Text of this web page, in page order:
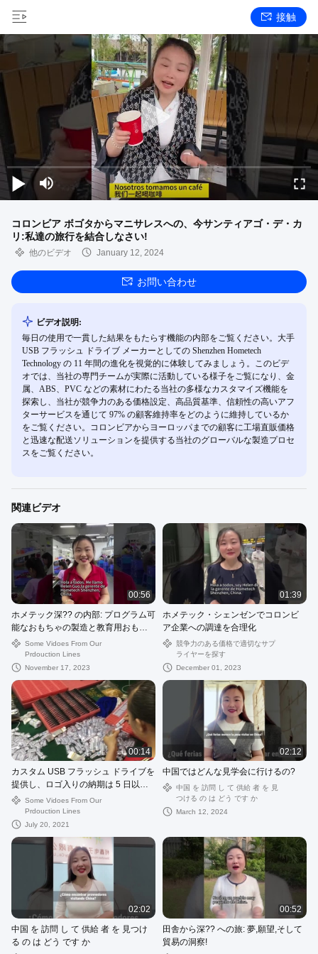
接触
コロンビア ボゴタからマニサレスへの、今サンティアゴ・デ・カ
リ:私達の旅行を結合しなさい!
他のビデオ January 12, 2024
お問い合わせ
ビデオ説明:
毎日の使用で一貫した結果をもたらす機能の内部をご覧ください。大手
USB フラッシュ ドライブ メーカーとしての Shenzhen Hometech
Technology の 11 年間の進化を視覚的に体験してみましょう。このビデ
オでは、当社の専門チームが実際に活動している様子をご覧になり、金
属、ABS、PVC などの素材にわたる当社の多様なカスタマイズ機能を
探索し、当社が競争力のある価格設定、高品質基準、信頼性の高いアフ
ターサービスを通じて 97% の顧客維持率をどのように維持しているか
をご覧ください。コロンビアからヨーロッパまでの顧客に工場直販価格
と迅速な配送ソリューションを提供する当社のグローバルな製造プロセ
スをご覧ください。
関連ビデオ
00:56
ホメテック深?? の内部: プログラム可
能なおもちゃの製造と教育用おもち
ゃの開発
Some Vidoes From Our
Prdouction Lines
November 17, 2023
01:39
ホメテック・シェンゼンでコロンビ
ア企業への調達を合理化
競争力のある価格で適切なサプ
ライヤーを探す
December 01, 2023
00:14
カスタム USB フラッシュ ドライブを
提供し、ロゴ入りの納期は 5 日以内
ですSome Vidoes From Our
Prdouction Lines
July 20, 2021
02:12
中国ではどんな見学会に行けるの?
中国 を 訪問 し て 供給 者 を 見
つける の は どう です か
March 12, 2024
02:02
中国 を 訪問 し て 供給 者 を 見つけ
る の は どう です か
00:52
田舎から深?? への旅: 夢,願望,そして
貿易の洞察!